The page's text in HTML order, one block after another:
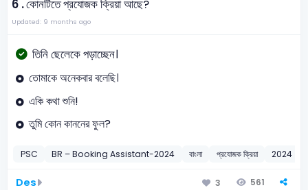
6 .কোনটিতে প্রযোজক ক্রিয়া আছে?
Updated: 9 months ago
তিনি ছেলেকে পড়াচ্ছেন।
তোমাকে অনেকবার বলেছি।
একি কথা শুনি!
তুমি কোন কাননের ফুল?
PSC BR – Booking Assistant-2024 বাংলা প্রযোজক ক্রিয়া 2024
Des 3 561